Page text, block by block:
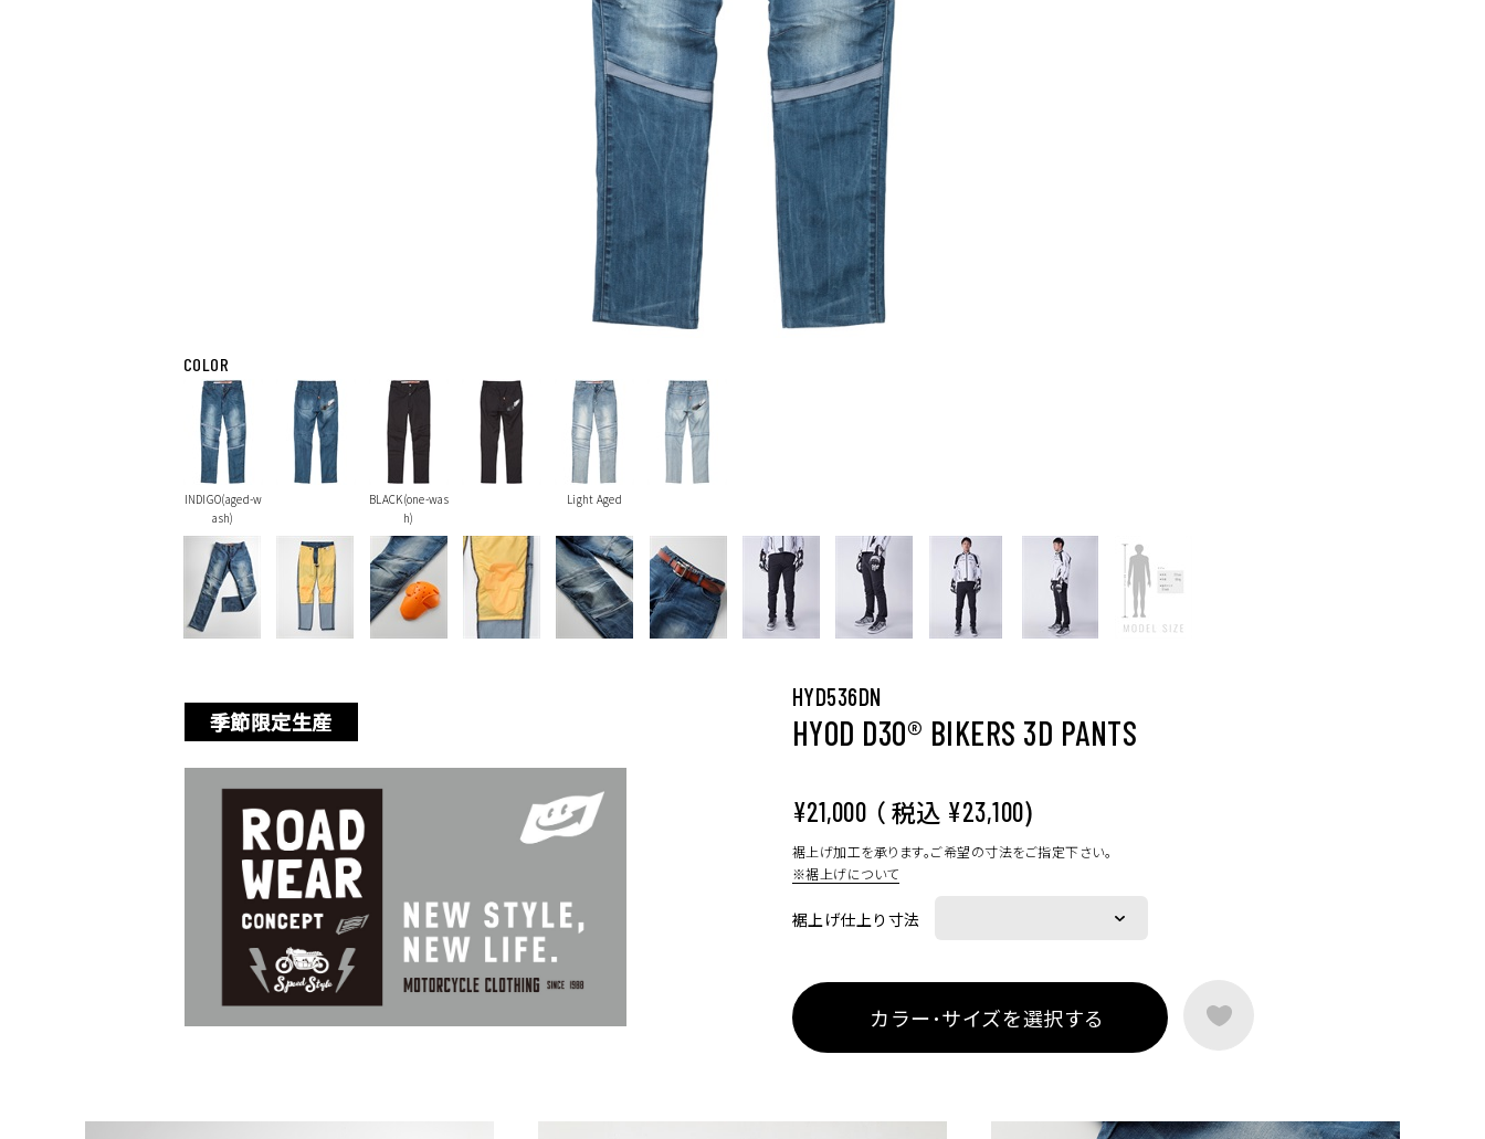
COLOR
INDIGO(aged-w
ash)
BLACK(one-was
h)
Light Aged
季節限定生産
HYD536DN
HYOD D3O® BIKERS 3D PANTS
¥21,000 （ 税込 ¥23,100)
裾上げ加工を承ります。ご希望の寸法をご指定下さい。
※裾上げについて
裾上げ仕上り寸法
カラー･サイズを選択する